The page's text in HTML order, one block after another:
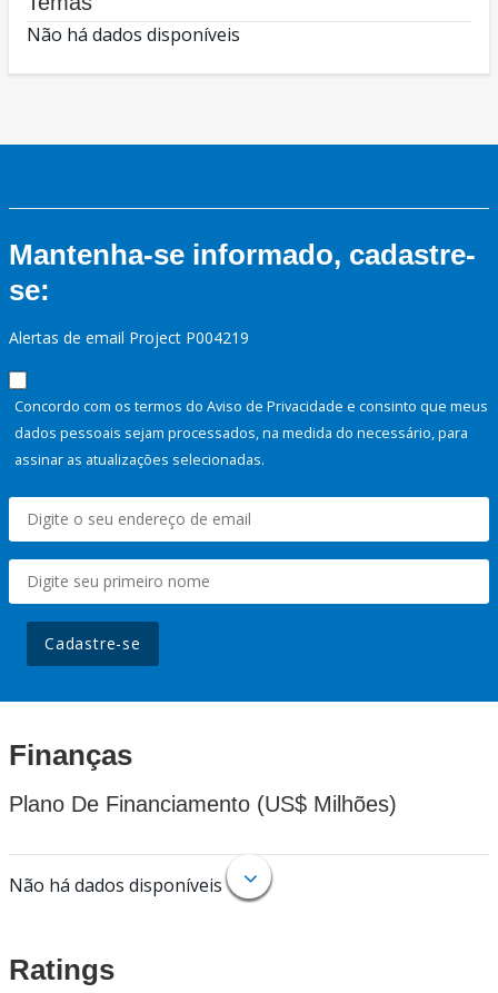
Não há dados disponíveis
Mantenha-se informado, cadastre-
se:
Alertas de email Project P004219
Concordo com os termos do Aviso de Privacidade e consinto que meus
dados pessoais sejam processados, na medida do necessário, para
assinar as atualizações selecionadas.
Cadastre-se
Finanças
Plano De Financiamento (US$ Milhões)
Não há dados disponíveis
Ratings